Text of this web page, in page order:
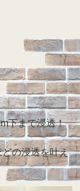
下まで浸透！
どの浸透を叶え